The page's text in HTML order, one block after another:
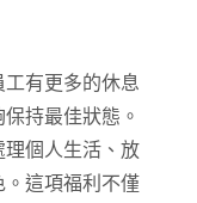
有更多的休息
持最佳狀態。
個人生活、放
這項福利不僅